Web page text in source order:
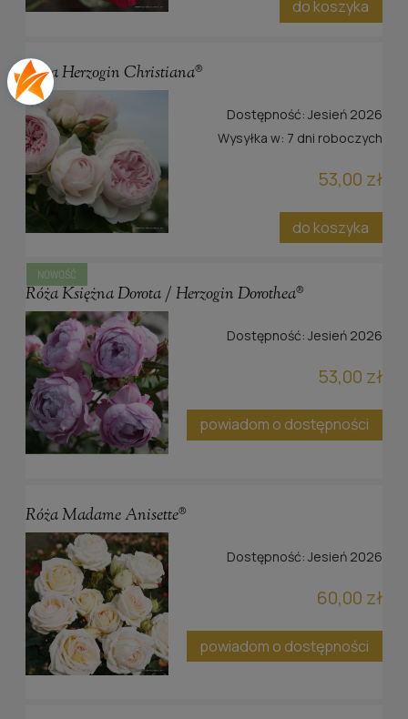
do koszyka
Róża Herzogin Christiana®
Dostępność: Jesień 2026
Wysyłka w: 7 dni roboczych
53,00 zł
do koszyka
Róża Księżna Dorota / Herzogin Dorothea®
Dostępność: Jesień 2026
53,00 zł
powiadom o dostępności
NOWOŚĆ
Róża Madame Anisette®
Dostępność: Jesień 2026
60,00 zł
powiadom o dostępności